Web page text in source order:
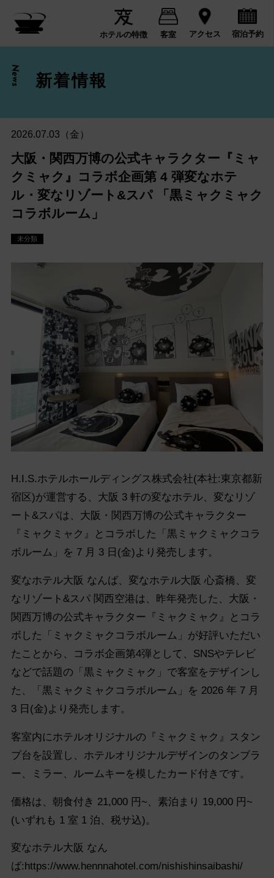
ホテルの特徴 客室 アクセス 宿泊予約
News 新着情報
2026.07.03（金）
大阪・関西万博の公式キャラクター『ミャ
クミャク』コラボ企画第 4 弾変なホテ
ル・変なリゾート&スパ 「黒ミャクミャク
コラボルーム」
未分類
H.I.S.ホテルホールディングス株式会社(本社:東京都新
宿区)が運営する、大阪 3 軒の変なホテル、変なリゾ
ート&スパは、大阪・関西万博の公式キャラクター
『ミャクミャク』とコラボした「黒ミャクミャクコラ
ボルーム」を 7 月 3 日(金)より発売します。
変なホテル大阪 なんば、変なホテル大阪 心斎橋、変
なリゾート&スパ 関西空港は、昨年発売した、大阪・
関西万博の公式キャラクター『ミャクミャク』とコラ
ボした「ミャクミャクコラボルーム」が好評いただい
たことから、コラボ企画第4弾として、SNSやテレビ
などで話題の「黒ミャクミャク」で客室をデザインし
た、「黒ミャクミャクコラボルーム」を 2026 年 7 月
3 日(金)より発売します。
客室内にホテルオリジナルの『ミャクミャク』スタン
プ台を設置し、ホテルオリジナルデザインのタンブラ
ー、ミラー、ルームキーを模したカード付きです。
価格は、朝食付き 21,000 円~、素泊まり 19,000 円~
(いずれも 1 室 1 泊、税サ込)。
変なホテル大阪 なん
ば:https://www.hennnahotel.com/nishishinsaibashi/